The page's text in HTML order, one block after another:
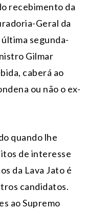
recebimento da
Geral da
segunda-
Gilmar
caberá ao
ou não o ex-
quando lhe
de interesse
da Lava Jato é
candidatos.
ao Supremo